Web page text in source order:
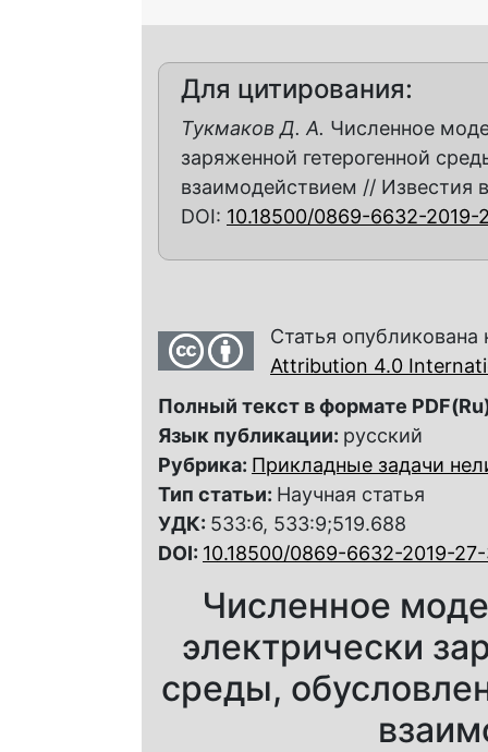
Для цитирования:
Тукмаков Д. А. Численное
заряженной гетерогенной
взаимодействием // Известия
DOI: 10.18500/0869-6632-
Статья
Attribution 4.0
Полный текст в формате
Язык публикации: русский
Рубрика: Прикладные задачи
Тип статьи: Научная статья
УДК: 533:6, 533:9;519.688
DOI: 10.18500/0869-6632-2019-
Численное
электрически
среды,